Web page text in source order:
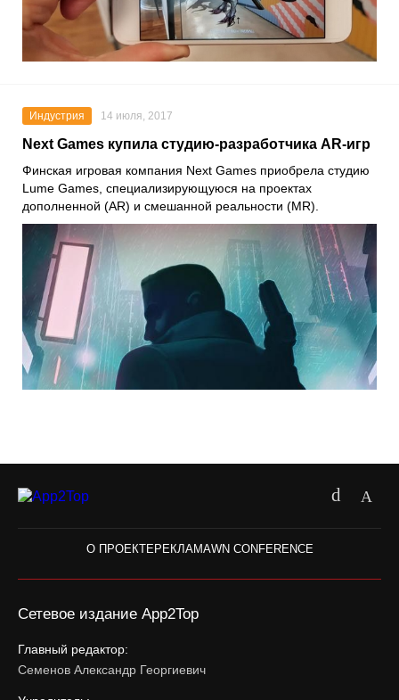
Индустрия 14 июля, 2017
Next Games купила студию-разработчика AR-игр
Финская игровая компания Next Games приобрела студию
Lume Games, специализирующуюся на проектах
дополненной (AR) и смешанной реальности (MR).
О ПРОЕКТЕРЕКЛАМАWN CONFERENCE
Сетевое издание App2Top
Главный редактор:
Семенов Александр Георгиевич